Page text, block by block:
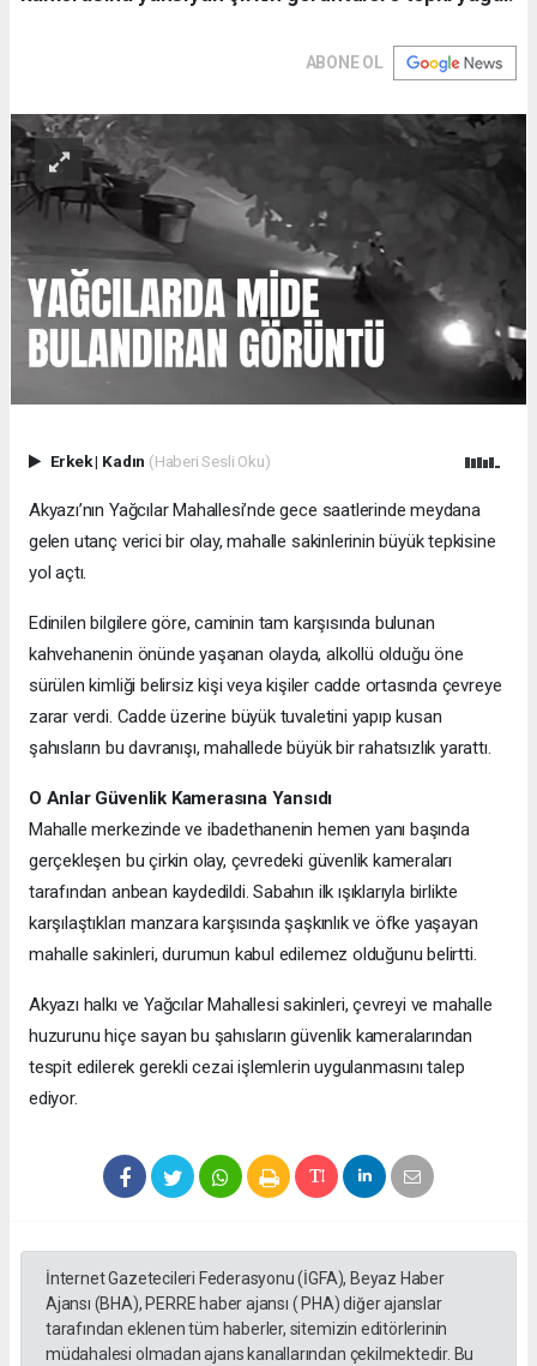
ABONE OL
Erkek| Kadın (Haberi Sesli Oku)
Akyazı’nın Yağcılar Mahallesi’nde gece saatlerinde meydana
gelen utanç verici bir olay, mahalle sakinlerinin büyük tepkisine
yol açtı.
Edinilen bilgilere göre, caminin tam karşısında bulunan
kahvehanenin önünde yaşanan olayda, alkollü olduğu öne
sürülen kimliği belirsiz kişi veya kişiler cadde ortasında çevreye
zarar verdi. Cadde üzerine büyük tuvaletini yapıp kusan
şahısların bu davranışı, mahallede büyük bir rahatsızlık yarattı.
O Anlar Güvenlik Kamerasına Yansıdı
Mahalle merkezinde ve ibadethanenin hemen yanı başında
gerçekleşen bu çirkin olay, çevredeki güvenlik kameraları
tarafından anbean kaydedildi. Sabahın ilk ışıklarıyla birlikte
karşılaştıkları manzara karşısında şaşkınlık ve öfke yaşayan
mahalle sakinleri, durumun kabul edilemez olduğunu belirtti.
Akyazı halkı ve Yağcılar Mahallesi sakinleri, çevreyi ve mahalle
huzurunu hiçe sayan bu şahısların güvenlik kameralarından
tespit edilerek gerekli cezai işlemlerin uygulanmasını talep
ediyor.
İnternet Gazetecileri Federasyonu (İGFA), Beyaz Haber
Ajansı (BHA), PERRE haber ajansı ( PHA) diğer ajanslar
tarafından eklenen tüm haberler, sitemizin editörlerinin
müdahalesi olmadan ajans kanallarından çekilmektedir. Bu